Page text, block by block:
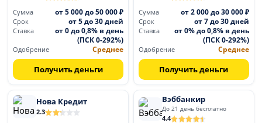
Сумма
от 5 000 до 50 000 ₽
Срок от 5 до 30 дней
Ставка
от 0 до 0,8% в день
(ПСК 0-292%)
Одобрение Среднее
Получить деньги
Сумма
от 2 000 до 30 000 ₽
Срок от 7 до 30 дней
Ставка
от 0% до 0,8% в день
(ПСК 0-292%)
Одобрение Среднее
Получить деньги
Нова Кредит
2.3
Вэббанкир
До 21 день бесплатно
4.4